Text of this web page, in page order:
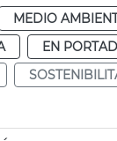
MEDIO
EN